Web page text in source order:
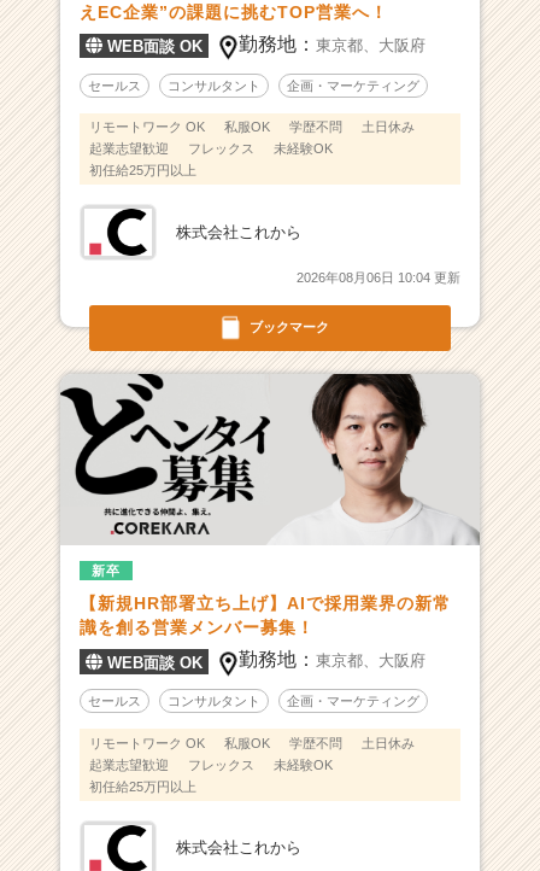
ブックマーク
えEC企業”の課題に挑むTOP営業へ！
WEB面談 OK 勤務地：東京都、 大阪府
セールス コンサルタント 企画・マーケティング
リモートワーク OK 私服OK 学歴不問
土日休み
起業志望歓迎
フレックス
未経験OK
初任給25万円以上
株式会社これから
2026年08月06日 10:04 更新
新卒
【新規HR部署立ち上げ】AIで採用業界の新常
識を創る営業メンバー募集！
WEB面談 OK 勤務地：東京都、 大阪府
セールス コンサルタント 企画・マーケティング
リモートワーク OK 私服OK 学歴不問
土日休み
起業志望歓迎
フレックス
未経験OK
初任給25万円以上
株式会社これから